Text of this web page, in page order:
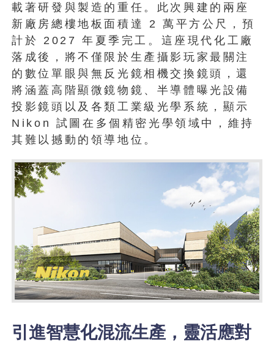
載著研發與製造的重任。此次興建的兩座
新廠房總樓地板面積達 2 萬平方公尺，預
計於 2027 年夏季完工。這座現代化工廠
落成後，將不僅限於生產攝影玩家最關注
的數位單眼與無反光鏡相機交換鏡頭，還
將涵蓋高階顯微鏡物鏡、半導體曝光設備
投影鏡頭以及各類工業級光學系統，顯示
Nikon 試圖在多個精密光學領域中，維持
其難以撼動的領導地位。
引進智慧化混流生產，靈活應對